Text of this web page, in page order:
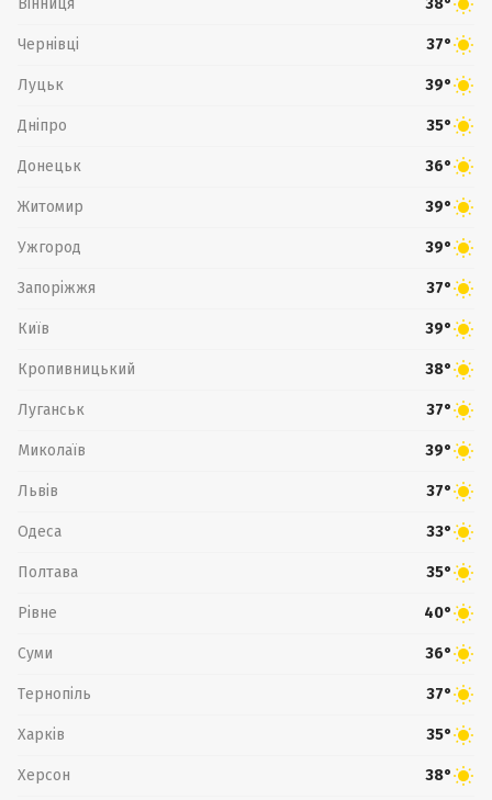
38°
Чернівці 37°
Луцьк 39°
Дніпро 35°
Донецьк 36°
Житомир 39°
Ужгород 39°
Запоріжжя 37°
Київ 39°
Кропивницький 38°
Луганськ 37°
Миколаїв 39°
Львів 37°
Одеса 33°
Полтава 35°
Рівне 40°
Суми 36°
Тернопіль 37°
Харків 35°
Херсон 38°